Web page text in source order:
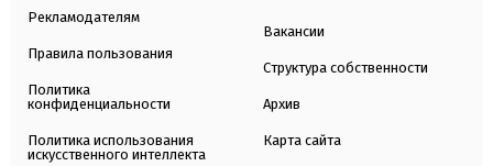
Рекламодателям
Правила пользования
Политика
конфиденциальности
Политика использования
искусственного интеллекта
Вакансии
Структура собственности
Архив
Карта сайта